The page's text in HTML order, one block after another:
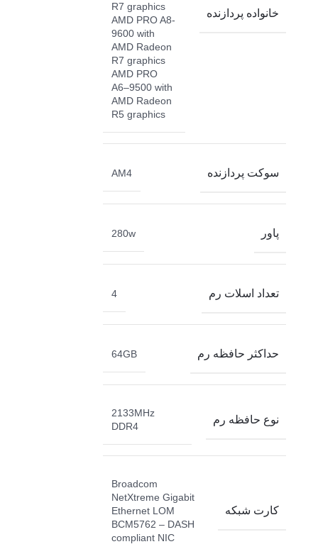
خانواده پردازنده
R7 graphics
AMD PRO A8-
9600 with
AMD Radeon
R7 graphics
AMD PRO
A6–9500 with
AMD Radeon
R5 graphics
سوکت پردازنده AM4
پاور 280w
تعداد اسلات رم 4
حداکثر حافظه رم 64GB
نوع حافظه رم
2133MHz
DDR4
کارت شبکه
Broadcom
NetXtreme Gigabit
Ethernet LOM
BCM5762 – DASH
compliant NIC